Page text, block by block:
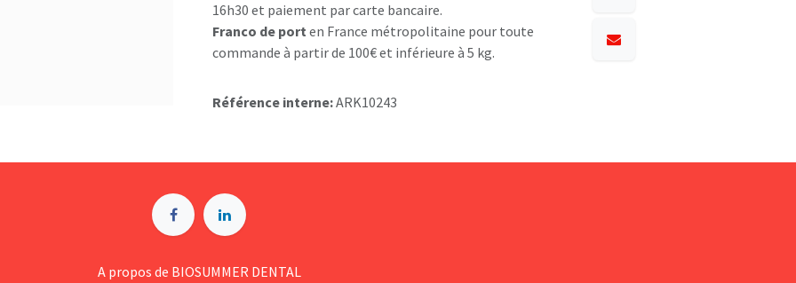
16h30 et paiement par carte bancaire.
Franco de port en France métropolitaine pour toute
commande à partir de 100€ et inférieure à 5 kg.
Référence interne:ARK10243
A p​ropos de BIOSUMMER DENTAL